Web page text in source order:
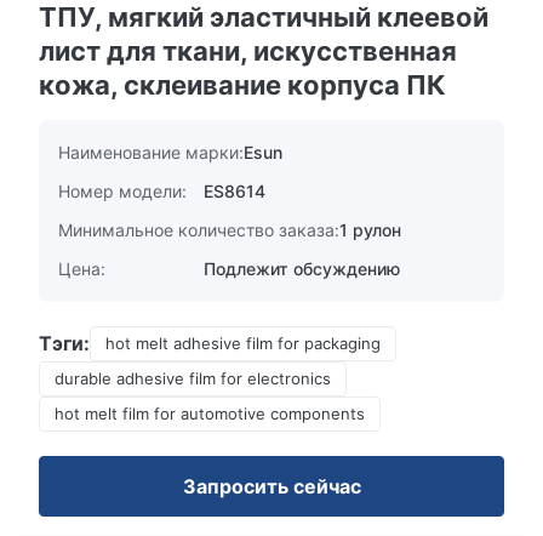
ТПУ, мягкий эластичный клеевой
лист для ткани, искусственная
кожа, склеивание корпуса ПК
Наименование марки:Esun
Номер модели:
ES8614
Минимальное количество заказа:1 рулон
Цена:
Подлежит обсуждению
Тэги:
hot melt adhesive film for packaging
durable adhesive film for electronics
hot melt film for automotive components
Запросить сейчас